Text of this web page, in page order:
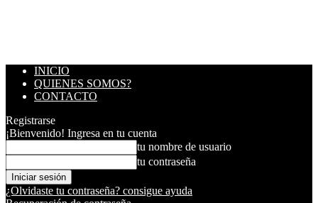
INICIO
QUIENES SOMOS?
CONTACTO
Registrarse
¡Bienvenido! Ingresa en tu cuenta
tu nombre de usuario
tu contraseña
¿Olvidaste tu contraseña? consigue ayuda